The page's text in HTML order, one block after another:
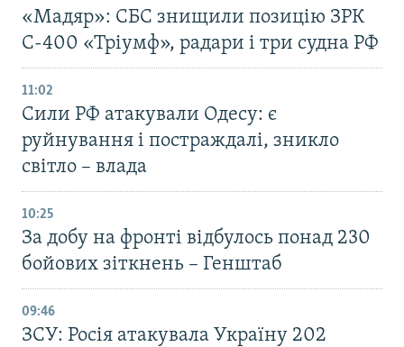
«Мадяр»: СБС знищили позицію ЗРК
С-400 «Тріумф», радари і три судна РФ
11:02
Сили РФ атакували Одесу: є
руйнування і постраждалі, зникло
світло – влада
10:25
За добу на фронті відбулось понад 230
бойових зіткнень – Генштаб
09:46
ЗСУ: Росія атакувала Україну 202